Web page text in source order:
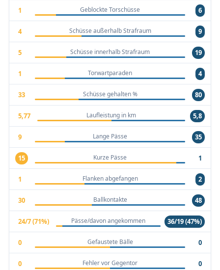
1 Geblockte Torschüsse 6
4 Schüsse außerhalb Strafraum 9
5 Schüsse innerhalb Strafraum 19
1 Torwartparaden 4
33 Schüsse gehalten % 80
5,77 Laufleistung in km 5,8
9 Lange Pässe 35
15 Kurze Pässe 1
1 Flanken abgefangen 2
30 Ballkontakte 48
24/7 (71%) Pässe/davon angekommen 36/19 (47%)
0 Gefaustete Bälle 0
0 Fehler vor Gegentor 0